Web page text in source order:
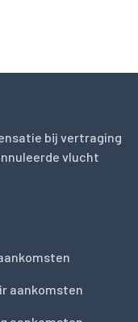
bij vertraging
vlucht
aankomsten